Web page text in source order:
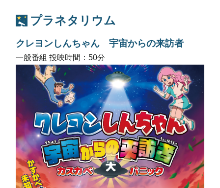
プラネタリウム
クレヨンしんちゃん 宇宙からの来訪者
一般番組 投映時間：50分